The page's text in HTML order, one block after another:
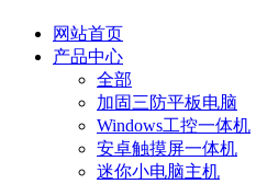
网站首页
产品中心
全部
加固三防平板电脑
Windows工控一体机
安卓触摸屏一体机
迷你小电脑主机